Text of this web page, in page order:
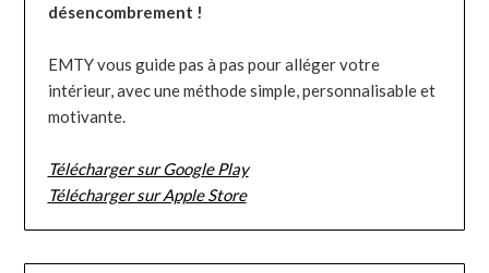
désencombrement !
EMTY vous guide pas à pas pour alléger votre
intérieur, avec une méthode simple, personnalisable et
motivante.
Télécharger sur Google Play
Télécharger sur Apple Store